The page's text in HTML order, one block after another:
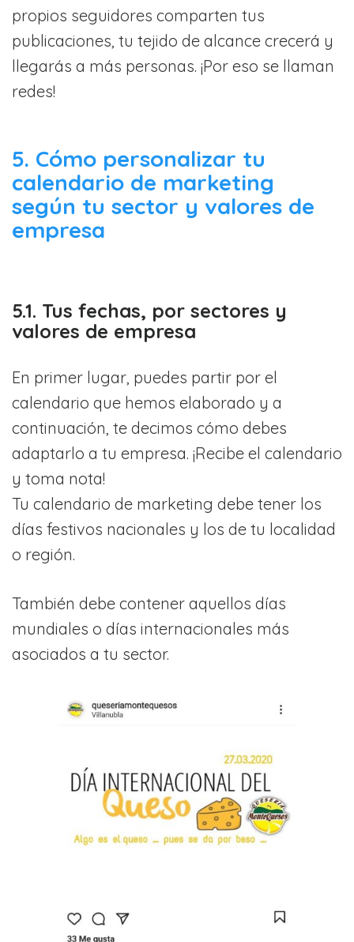
propios seguidores comparten tus
publicaciones, tu tejido de alcance crecerá y
llegarás a más personas. ¡Por eso se llaman
redes!
5. Cómo personalizar tu
calendario de marketing
según tu sector y valores de
empresa
5.1. Tus fechas, por sectores y
valores de empresa
En primer lugar, puedes partir por el
calendario que hemos elaborado y a
continuación, te decimos cómo debes
adaptarlo a tu empresa. ¡Recibe el calendario
y toma nota!
Tu calendario de marketing debe tener los
días festivos nacionales y los de tu localidad
o región.
También debe contener aquellos días
mundiales o días internacionales más
asociados a tu sector.